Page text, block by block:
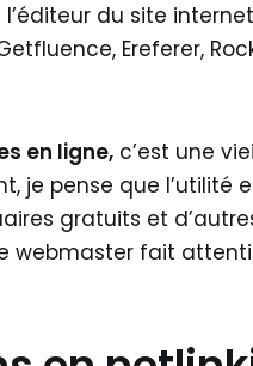
du site
Ereferer,
en ligne, c’est une
je pense que l’utilité
gratuits et
webmaster fait